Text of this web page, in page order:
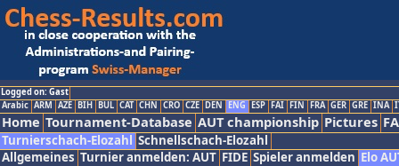
Logged on: Gast
Arabic ARM AZE BIH BUL CAT CHN CRO CZE DEN ENG ESP FAI FIN FRA GER GRE INA
Home Tournament-Database AUT championship Pictures
Turnierschach-Elozahl Schnellschach-Elozahl
Allgemeines Turnier anmelden: AUT FIDE Spieler anmelden Elo